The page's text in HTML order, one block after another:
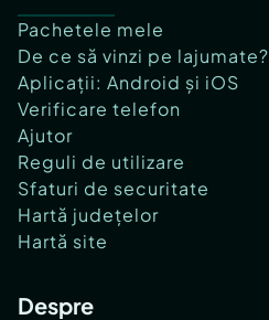
Pachetele mele
De ce să vinzi pe lajumate?
Aplicații: Android și iOS
Verificare telefon
Ajutor
Reguli de utilizare
Sfaturi de securitate
Hartă județelor
Hartă site
Despre